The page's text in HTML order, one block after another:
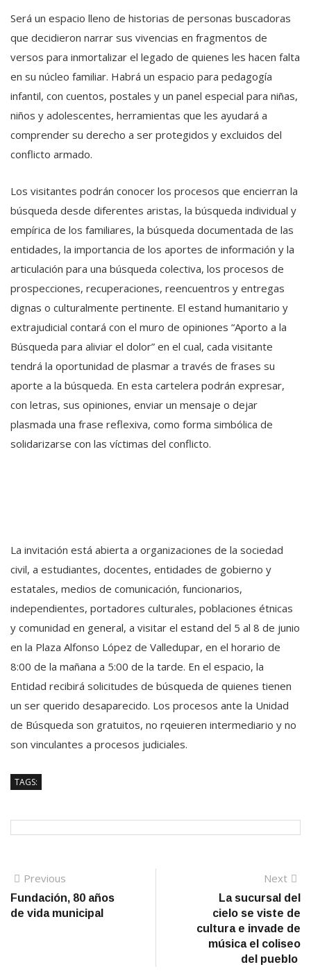
Será un espacio lleno de historias de personas buscadoras
que decidieron narrar sus vivencias en fragmentos de
versos para inmortalizar el legado de quienes les hacen falta
en su núcleo familiar. Habrá un espacio para pedagogía
infantil, con cuentos, postales y un panel especial para niñas,
niños y adolescentes, herramientas que les ayudará a
comprender su derecho a ser protegidos y excluidos del
conflicto armado.
Los visitantes podrán conocer los procesos que encierran la
búsqueda desde diferentes aristas, la búsqueda individual y
empírica de los familiares, la búsqueda documentada de las
entidades, la importancia de los aportes de información y la
articulación para una búsqueda colectiva, los procesos de
prospecciones, recuperaciones, reencuentros y entregas
dignas o culturalmente pertinente. El estand humanitario y
extrajudicial contará con el muro de opiniones “Aporto a la
Búsqueda para aliviar el dolor” en el cual, cada visitante
tendrá la oportunidad de plasmar a través de frases su
aporte a la búsqueda. En esta cartelera podrán expresar,
con letras, sus opiniones, enviar un mensaje o dejar
plasmada una frase reflexiva, como forma simbólica de
solidarizarse con las víctimas del conflicto.
La invitación está abierta a organizaciones de la sociedad
civil, a estudiantes, docentes, entidades de gobierno y
estatales, medios de comunicación, funcionarios,
independientes, portadores culturales, poblaciones étnicas
y comunidad en general, a visitar el estand del 5 al 8 de junio
en la Plaza Alfonso López de Valledupar, en el horario de
8:00 de la mañana a 5:00 de la tarde. En el espacio, la
Entidad recibirá solicitudes de búsqueda de quienes tienen
un ser querido desaparecido. Los procesos ante la Unidad
de Búsqueda son gratuitos, no rqeuieren intermediario y no
son vinculantes a procesos judiciales.
TAGS:
Navegación
de
Previous
post:
Fundación, 80 años
de vida municipal
Next
La sucursal del
cielo se viste de
cultura e invade de
música el coliseo
del pueblo